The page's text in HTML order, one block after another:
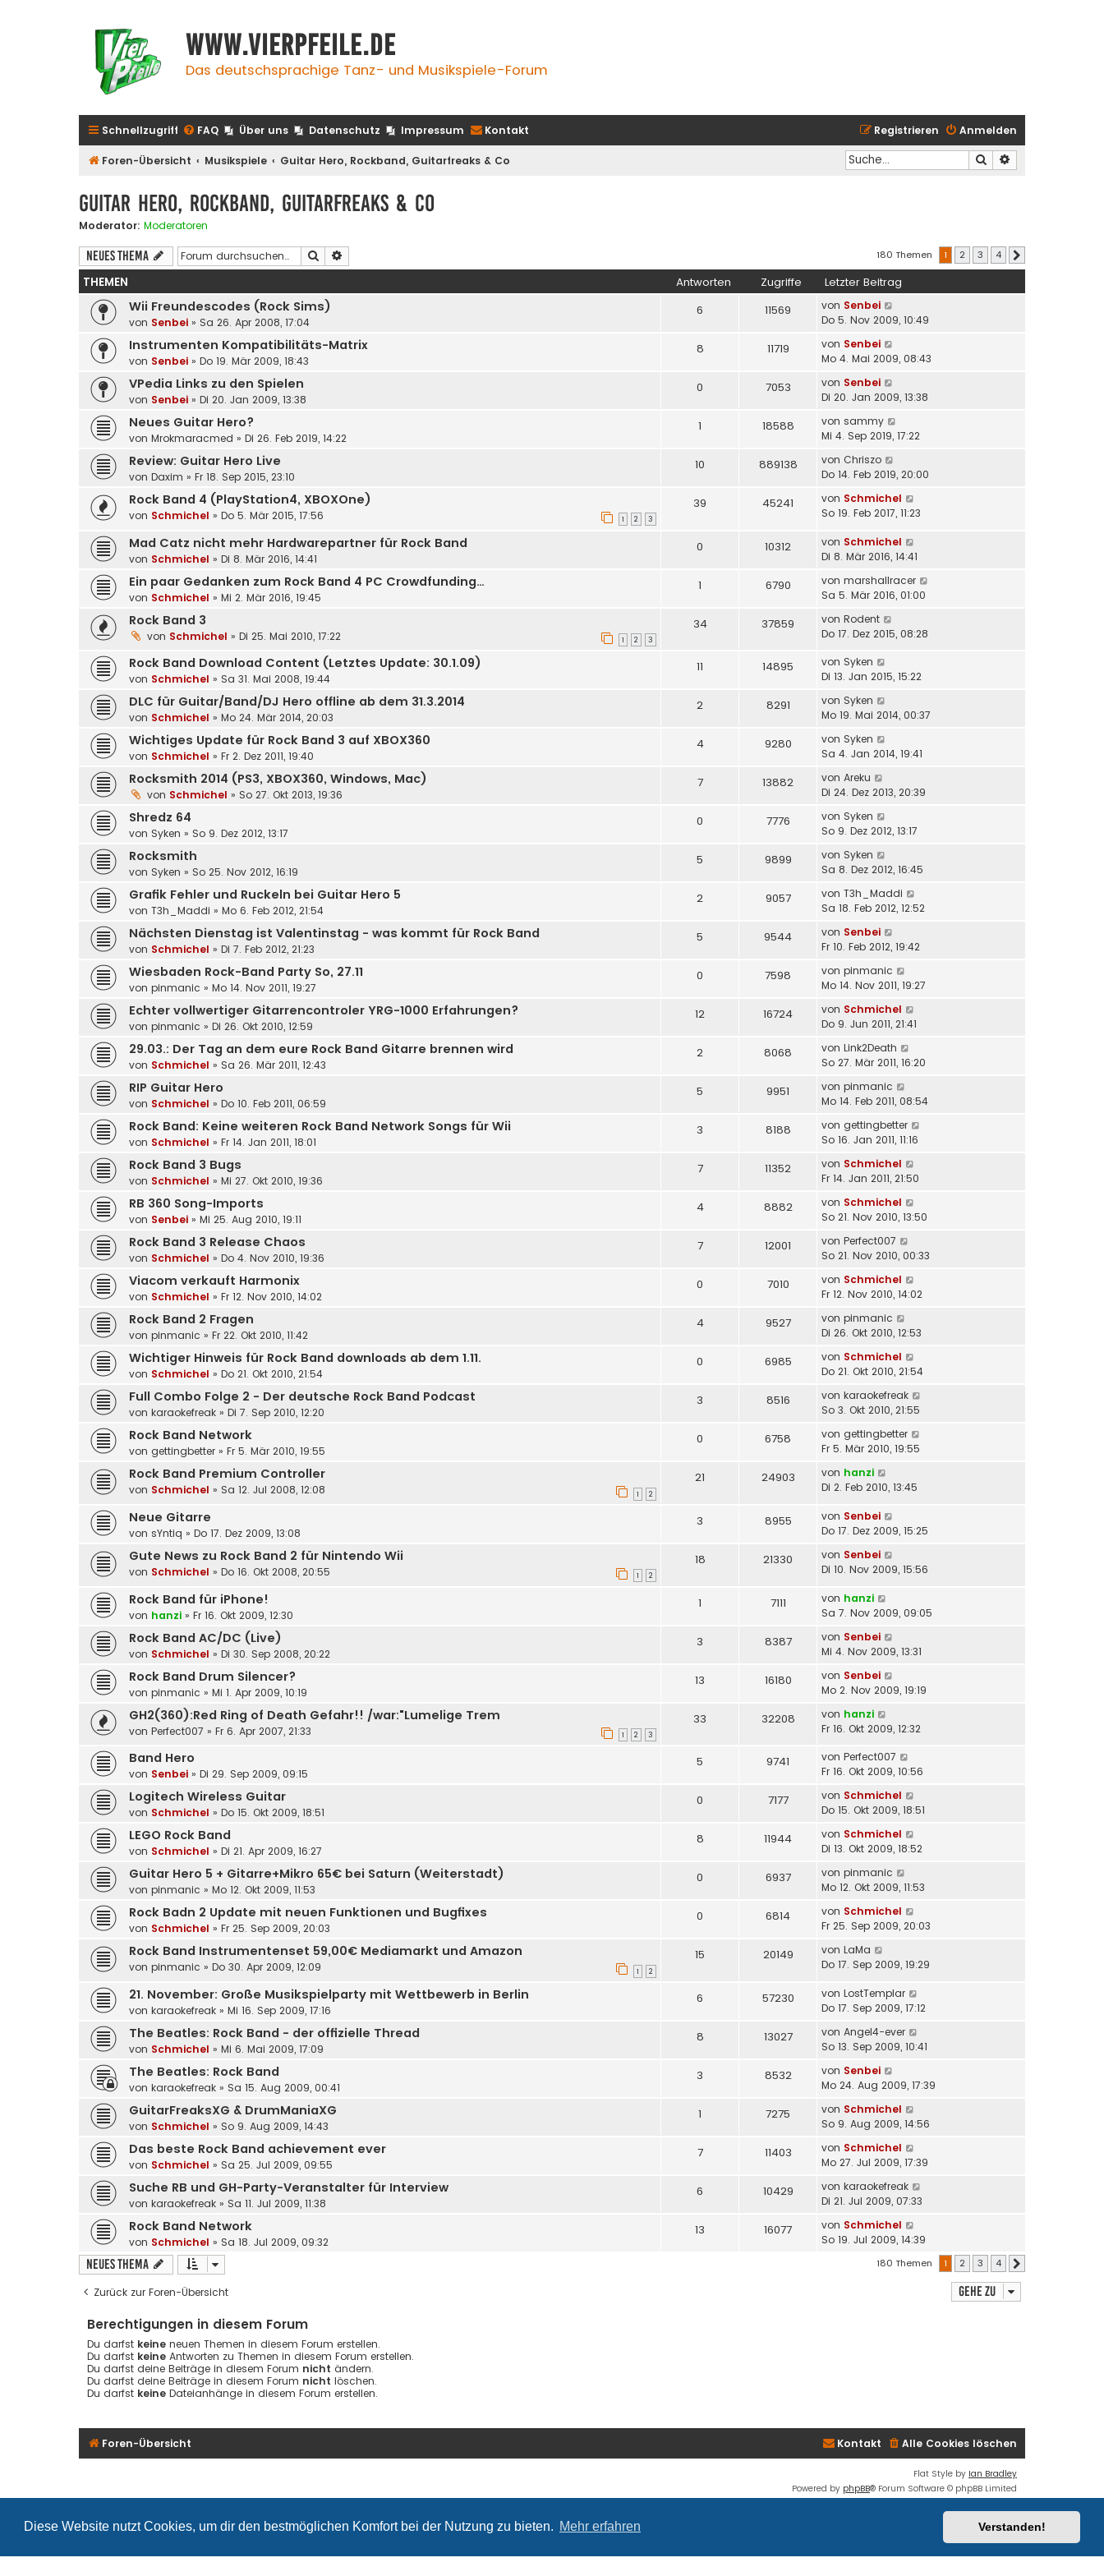
Diese Website nutzt Cookies, um dir den bestmöglichen Komfort bei der Nutzung zu bieten. Mehr erfahren Verstanden!
www.vierpfeile.de
Das deutschsprachige Tanz- und Musikspiele-Forum
Schnellzugriff FAQ Über uns Datenschutz Impressum Kontakt Anmelden
Registrieren
Foren-Übersicht Musikspiele Guitar Hero, Rockband, Guitarfreaks & Co Suche
Guitar Hero, Rockband, Guitarfreaks & Co
Moderator: Moderatoren
Neues Thema Suche 180 Themen 1 2 3 4
THEMEN Antworten Zugriffe Letzter Beitrag
Wii Freundescodes (Rock Sims)
von Senbei » Sa 26. Apr 2008, 17:04
6 11569 von Senbei
Do 5. Nov 2009, 10:49
Instrumenten Kompatibilitäts-Matrix
von Senbei » Do 19. Mär 2009, 18:43
8 11719 von Senbei
Mo 4. Mai 2009, 08:43
VPedia Links zu den Spielen
von Senbei » Di 20. Jan 2009, 13:38
0 7053 von Senbei
Di 20. Jan 2009, 13:38
Neues Guitar Hero?
von Mrokmaracmed » Di 26. Feb 2019, 14:22
1 18588 von sammy
Mi 4. Sep 2019, 17:22
Review: Guitar Hero Live
von Daxim » Fr 18. Sep 2015, 23:10
10 889138 von Chriszo
Do 14. Feb 2019, 20:00
Rock Band 4 (PlayStation4, XBOXOne)
von Schmichel » Do 5. Mär 2015, 17:56 1 2 3
39 45241 von Schmichel
So 19. Feb 2017, 11:23
Mad Catz nicht mehr Hardwarepartner für Rock Band
von Schmichel » Di 8. Mär 2016, 14:41
0 10312 von Schmichel
Di 8. Mär 2016, 14:41
Ein paar Gedanken zum Rock Band 4 PC Crowdfunding…
von Schmichel » Mi 2. Mär 2016, 19:45
1 6790 von marshallracer
Sa 5. Mär 2016, 01:00
Rock Band 3
von Schmichel » Di 25. Mai 2010, 17:22 1 2 3
34 37859 von Rodent
Do 17. Dez 2015, 08:28
Rock Band Download Content (Letztes Update: 30.1.09)
von Schmichel » Sa 31. Mai 2008, 19:44
11 14895 von Syken
Di 13. Jan 2015, 15:22
DLC für Guitar/Band/DJ Hero offline ab dem 31.3.2014
von Schmichel » Mo 24. Mär 2014, 20:03
2 8291 von Syken
Mo 19. Mai 2014, 00:37
Wichtiges Update für Rock Band 3 auf XBOX360
von Schmichel » Fr 2. Dez 2011, 19:40
4 9280 von Syken
Sa 4. Jan 2014, 19:41
Rocksmith 2014 (PS3, XBOX360, Windows, Mac)
von Schmichel » So 27. Okt 2013, 19:36
7 13882 von Areku
Di 24. Dez 2013, 20:39
Shredz 64
von Syken » So 9. Dez 2012, 13:17
0 7776 von Syken
So 9. Dez 2012, 13:17
Rocksmith
von Syken » So 25. Nov 2012, 16:19
5 9899 von Syken
Sa 8. Dez 2012, 16:45
Grafik Fehler und Ruckeln bei Guitar Hero 5
von T3h_Maddi » Mo 6. Feb 2012, 21:54
2 9057 von T3h_Maddi
Sa 18. Feb 2012, 12:52
Nächsten Dienstag ist Valentinstag - was kommt für Rock Band
von Schmichel » Di 7. Feb 2012, 21:23
5 9544 von Senbei
Fr 10. Feb 2012, 19:42
Wiesbaden Rock-Band Party So, 27.11
von pinmanic » Mo 14. Nov 2011, 19:27
0 7598 von pinmanic
Mo 14. Nov 2011, 19:27
Echter vollwertiger Gitarrencontroler YRG-1000 Erfahrungen?
von pinmanic » Di 26. Okt 2010, 12:59
12 16724 von Schmichel
Do 9. Jun 2011, 21:41
29.03.: Der Tag an dem eure Rock Band Gitarre brennen wird
von Schmichel » Sa 26. Mär 2011, 12:43
2 8068 von Link2Death
So 27. Mär 2011, 16:20
RIP Guitar Hero
von Schmichel » Do 10. Feb 2011, 06:59
5 9951 von pinmanic
Mo 14. Feb 2011, 08:54
Rock Band: Keine weiteren Rock Band Network Songs für Wii
von Schmichel » Fr 14. Jan 2011, 18:01
3 8188 von gettingbetter
So 16. Jan 2011, 11:16
Rock Band 3 Bugs
von Schmichel » Mi 27. Okt 2010, 19:36
7 11352 von Schmichel
Fr 14. Jan 2011, 21:50
RB 360 Song-Imports
von Senbei » Mi 25. Aug 2010, 19:11
4 8882 von Schmichel
So 21. Nov 2010, 13:50
Rock Band 3 Release Chaos
von Schmichel » Do 4. Nov 2010, 19:36
7 12001 von Perfect007
So 21. Nov 2010, 00:33
Viacom verkauft Harmonix
von Schmichel » Fr 12. Nov 2010, 14:02
0 7010 von Schmichel
Fr 12. Nov 2010, 14:02
Rock Band 2 Fragen
von pinmanic » Fr 22. Okt 2010, 11:42
4 9527 von pinmanic
Di 26. Okt 2010, 12:53
Wichtiger Hinweis für Rock Band downloads ab dem 1.11.
von Schmichel » Do 21. Okt 2010, 21:54
0 6985 von Schmichel
Do 21. Okt 2010, 21:54
Full Combo Folge 2 - Der deutsche Rock Band Podcast
von karaokefreak » Di 7. Sep 2010, 12:20
3 8516 von karaokefreak
So 3. Okt 2010, 21:55
Rock Band Network
von gettingbetter » Fr 5. Mär 2010, 19:55
0 6758 von gettingbetter
Fr 5. Mär 2010, 19:55
Rock Band Premium Controller
von Schmichel » Sa 12. Jul 2008, 12:08 1 2
21 24903 von hanzi
Di 2. Feb 2010, 13:45
Neue Gitarre
von sYntiq » Do 17. Dez 2009, 13:08
3 8955 von Senbei
Do 17. Dez 2009, 15:25
Gute News zu Rock Band 2 für Nintendo Wii
von Schmichel » Do 16. Okt 2008, 20:55 1 2
18 21330 von Senbei
Di 10. Nov 2009, 15:56
Rock Band für iPhone!
von hanzi » Fr 16. Okt 2009, 12:30
1 7111 von hanzi
Sa 7. Nov 2009, 09:05
Rock Band AC/DC (Live)
von Schmichel » Di 30. Sep 2008, 20:22
3 8387 von Senbei
Mi 4. Nov 2009, 13:31
Rock Band Drum Silencer?
von pinmanic » Mi 1. Apr 2009, 10:19
13 16180 von Senbei
Mo 2. Nov 2009, 19:19
GH2(360):Red Ring of Death Gefahr!! /war:"Lumelige Trem
von Perfect007 » Fr 6. Apr 2007, 21:33 1 2 3
33 32208 von hanzi
Fr 16. Okt 2009, 12:32
Band Hero
von Senbei » Di 29. Sep 2009, 09:15
5 9741 von Perfect007
Fr 16. Okt 2009, 10:56
Logitech Wireless Guitar
von Schmichel » Do 15. Okt 2009, 18:51
0 7177 von Schmichel
Do 15. Okt 2009, 18:51
LEGO Rock Band
von Schmichel » Di 21. Apr 2009, 16:27
8 11944 von Schmichel
Di 13. Okt 2009, 18:52
Guitar Hero 5 + Gitarre+Mikro 65€ bei Saturn (Weiterstadt)
von pinmanic » Mo 12. Okt 2009, 11:53
0 6937 von pinmanic
Mo 12. Okt 2009, 11:53
Rock Badn 2 Update mit neuen Funktionen und Bugfixes
von Schmichel » Fr 25. Sep 2009, 20:03
0 6814 von Schmichel
Fr 25. Sep 2009, 20:03
Rock Band Instrumentenset 59,00€ Mediamarkt und Amazon
von pinmanic » Do 30. Apr 2009, 12:09 1 2
15 20149 von LaMa
Do 17. Sep 2009, 19:29
21. November: Große Musikspielparty mit Wettbewerb in Berlin
von karaokefreak » Mi 16. Sep 2009, 17:16
6 57230 von LostTemplar
Do 17. Sep 2009, 17:12
The Beatles: Rock Band - der offizielle Thread
von Schmichel » Mi 6. Mai 2009, 17:09
8 13027 von Angel4-ever
So 13. Sep 2009, 10:41
The Beatles: Rock Band
von karaokefreak » Sa 15. Aug 2009, 00:41
3 8532 von Senbei
Mo 24. Aug 2009, 17:39
GuitarFreaksXG & DrumManiaXG
von Schmichel » So 9. Aug 2009, 14:43
1 7275 von Schmichel
So 9. Aug 2009, 14:56
Das beste Rock Band achievement ever
von Schmichel » Sa 25. Jul 2009, 09:55
7 11403 von Schmichel
Mo 27. Jul 2009, 17:39
Suche RB und GH-Party-Veranstalter für Interview
von karaokefreak » Sa 11. Jul 2009, 11:38
6 10429 von karaokefreak
Di 21. Jul 2009, 07:33
Rock Band Network
von Schmichel » Sa 18. Jul 2009, 09:32
13 16077 von Schmichel
So 19. Jul 2009, 14:39
Neues Thema 180 Themen 1 2 3 4
Zurück zur Foren-Übersicht Gehe zu
Berechtigungen in diesem Forum
Du darfst keine neuen Themen in diesem Forum erstellen.
Du darfst keine Antworten zu Themen in diesem Forum erstellen.
Du darfst deine Beiträge in diesem Forum nicht ändern.
Du darfst deine Beiträge in diesem Forum nicht löschen.
Du darfst keine Dateianhänge in diesem Forum erstellen.
Foren-Übersicht Alle Cookies löschen
Kontakt
Flat Style by Ian Bradley
Powered by phpBB® Forum Software © phpBB Limited
Nutzungsbedingungen